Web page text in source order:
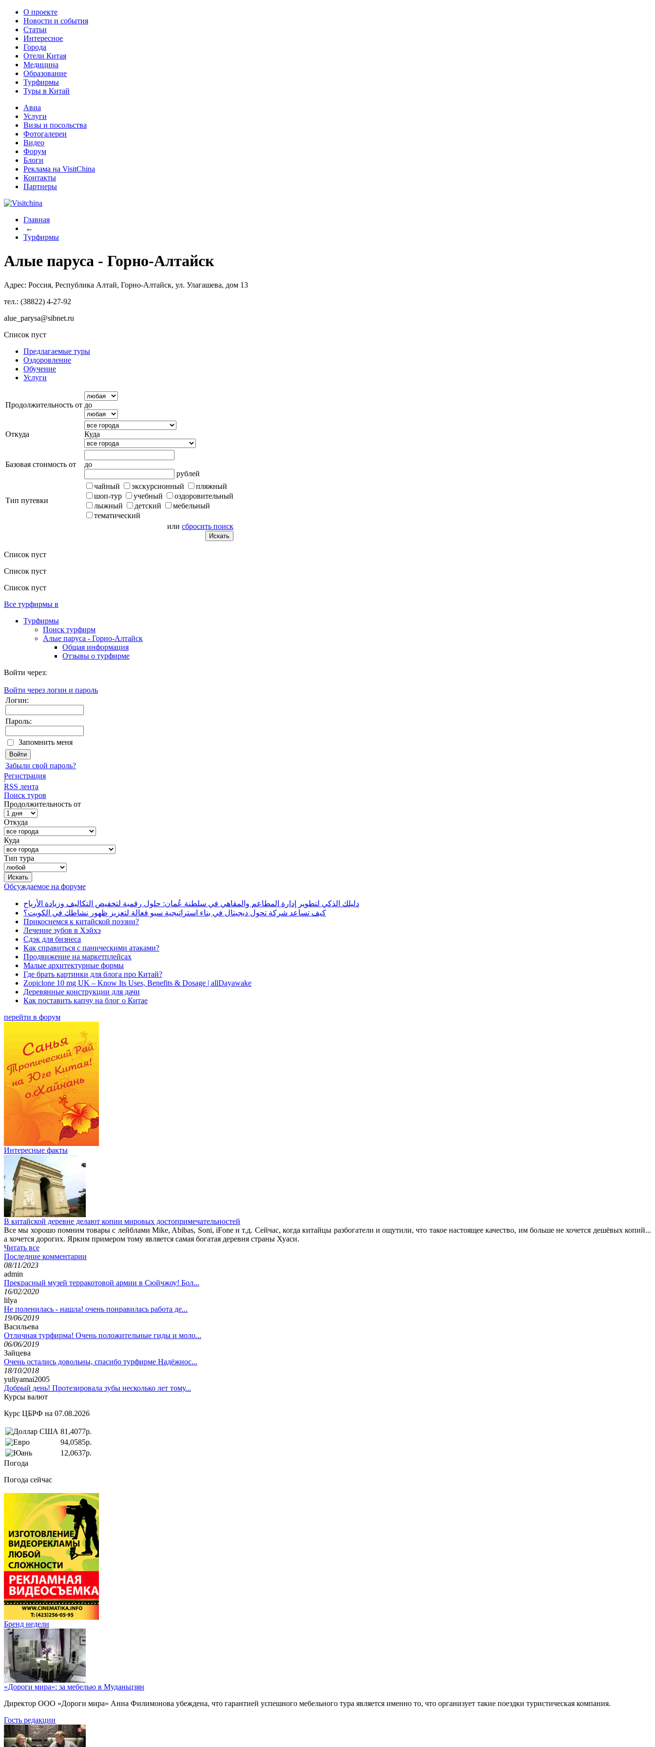
О проекте
Новости и события
Статьи
Интересное
Города
Отели Китая
Медицина
Образование
Турфирмы
Туры в Китай
Авиа
Услуги
Визы и посольства
Фотогалереи
Видео
Форум
Блоги
Реклама на VisitChina
Контакты
Партнеры
Главная
←
Турфирмы
Алые паруса - Горно-Алтайск
Адрес: Россия, Республика Алтай, Горно-Алтайск, ул. Улагашева, дом 13
тел.: (38822) 4-27-92
alue_parysa@sibnet.ru
Список пуст
Предлагаемые туры
Оздоровление
Обучение
Услуги
Продолжительность от до
Откуда Куда
Базовая стоимость от
до
рублей
Тип путевки
чайный экскурсионный
пляжный
шоп-тур
учебный
оздоровительный
лыжный
детский
мебельный
тематический
или сбросить поиск
Список пуст
Список пуст
Список пуст
Все турфирмы в
Турфирмы
Поиск турфирм
Алые паруса - Горно-Алтайск
Общая информация
Отзывы о турфирме
Войти через:
Войти через логин и пароль
Логин:
Пароль:
Запомнить меня
Забыли свой пароль?
Регистрация
RSS лента
Поиск туров
Продолжительность от
Откуда
Куда
Тип тура
Обсуждаемое на форуме
دليلك الذكي لتطوير إدارة المطاعم والمقاهي في سلطنة عُمان: حلول رقمية لتخفيض التكاليف وزيادة الأرباح
كيف تساعد شركة تحول ديجيتال في بناء استراتيجية سيو فعالة لتعزيز ظهور نشاطك في الكويت؟
Прикоснемся к китайской поэзии?
Лечение зубов в Хэйхэ
Сдэк для бизнеса
Как справиться с паническими атаками?
Продвижение на маркетплейсах
Малые архитектурные формы
Где брать картинки для блога про Китай?
Zopiclone 10 mg UK – Know Its Uses, Benefits & Dosage | allDayawake
Деревянные конструкции для дачи
Как поставить капчу на блог о Китае
перейти в форум
Интересные факты
В китайской деревне делают копии мировых достопримечательностей
Все мы хорошо помним товары с лейблами Mike, Abibas, Soni, iFone и т.д. Сейчас, когда китайцы разбогатели и ощутили, что такое настоящее качество, им больше не хочется дешёвых копий...
а хочется дорогих. Ярким примером тому является самая богатая деревня страны Хуаси.
Читать все
Последние комментарии
08/11/2023
admin
Прекрасный музей терракотовой армии в Сюйчжоу! Бол...
16/02/2020
lilya
Не поленилась - нашла! очень понравилась работа де...
19/06/2019
Васильева
Отличная турфирма! Очень положительные гиды и моло...
06/06/2019
Зайцева
Очень остались довольны, спасибо турфирме Надёжнос...
18/10/2018
yuliyamai2005
Добрый день! Протезировала зубы несколько лет тому...
Курсы валют
Курс ЦБРФ на 07.08.2026
81,4077р.
94,0585р.
12,0637р.
Погода
Погода сейчас
Бренд недели
«Дороги мира»: за мебелью в Муданьцзян
Директор ООО «Дороги мира» Анна Филимонова убеждена, что гарантией успешного мебельного тура является именно то, что организует такие поездки туристическая компания.
Гость редакции